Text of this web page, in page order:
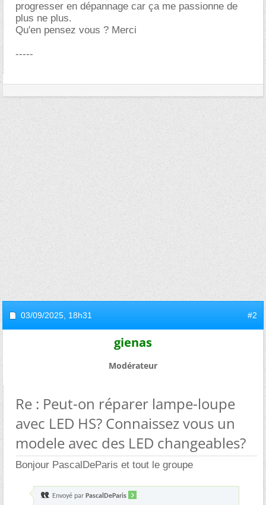
progresser en dépannage car ça me passionne de
plus ne plus.
Qu'en pensez vous ? Merci
-----
03/09/2025, 18h31 #2
gienas
Modérateur
Re : Peut-on réparer lampe-loupe
avec LED HS? Connaissez vous un
modele avec des LED changeables?
Bonjour PascalDeParis et tout le groupe
Envoyé par PascalDeParis